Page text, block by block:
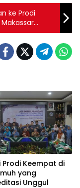
ke Prodi
Prodi Keempat di
yang
Unggul